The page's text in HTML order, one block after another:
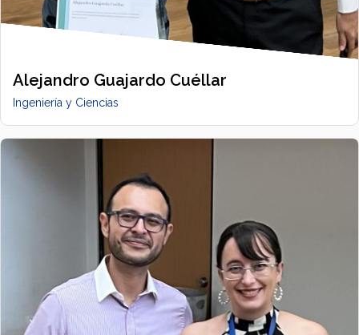
Alejandro Guajardo Cuéllar
Ingeniería y Ciencias